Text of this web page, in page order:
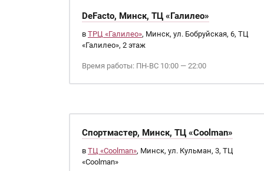
DeFacto, Минск, ТЦ «Галилео»
в ТРЦ «Галилео», Минск, ул. Бобруйская, 6, ТЦ
«Галилео», 2 этаж
Время работы: ПН-ВС 10:00 — 22:00
Спортмастер, Минск, ТЦ «Coolman»
в ТЦ «Coolman», Минск, ул. Кульман, 3, ТЦ
«Coolman»